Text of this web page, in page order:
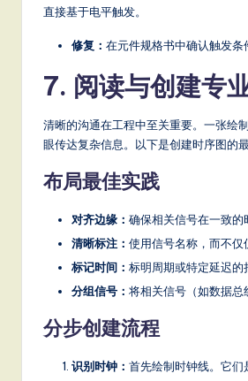
直接基于电平触发。
修复： 在元件规格书中确认触发条
7. 阅读与创建专
清晰的沟通在工程中至关重要。一张绘
眼传达复杂信息。以下是创建时序图的最
布局最佳实践
对齐边缘： 确保相关信号在一致的
清晰标注： 使用信号名称，而不仅
标记时间： 标明周期或特定延迟的
分组信号： 将相关信号（如数据总
分步创建流程
识别时钟： 首先绘制时钟线。它们